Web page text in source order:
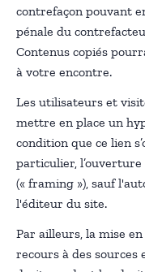
contrefaçon pouvant
pénale du
Contenus copiés
à votre encontre.
Les utilisateurs et
mettre en place un
condition que ce lien
particulier, l’ouverture
(« framing »), sauf
l'éditeur du site.
Par ailleurs, la mise
recours à des sources